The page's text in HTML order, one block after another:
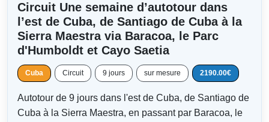
Circuit Une semaine d’autotour dans
l’est de Cuba, de Santiago de Cuba à la
Sierra Maestra via Baracoa, le Parc
d'Humboldt et Cayo Saetia
Cuba Circuit 9 jours sur mesure 2190.00€
Autotour de 9 jours dans l'est de Cuba, de Santiago de
Cuba à la Sierra Maestra, en passant par Baracoa, le